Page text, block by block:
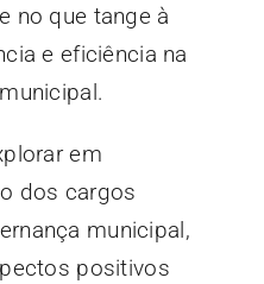
no que tange à
e eficiência na
em
dos cargos
municipal,
positivos